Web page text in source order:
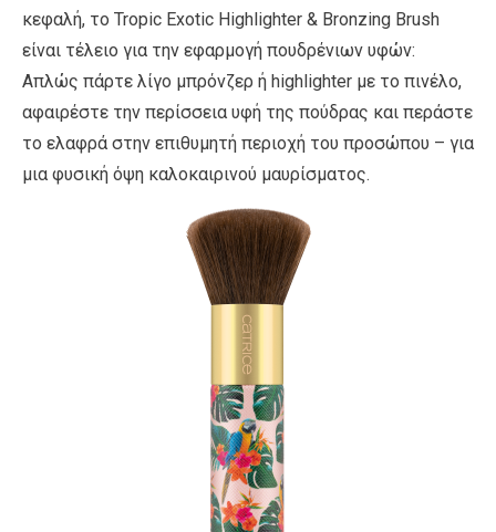
κεφαλή, το Tropic Exotic Highlighter & Bronzing Brush
είναι τέλειο για την εφαρμογή πουδρένιων υφών:
Απλώς πάρτε λίγο μπρόνζερ ή highlighter με το πινέλο,
αφαιρέστε την περίσσεια υφή της πούδρας και περάστε
το ελαφρά στην επιθυμητή περιοχή του προσώπου – για
μια φυσική όψη καλοκαιρινού μαυρίσματος.